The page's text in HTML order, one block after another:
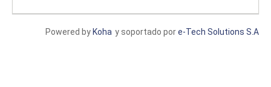
y soportado pore-Tech Solutions S.A
Powered by Koha